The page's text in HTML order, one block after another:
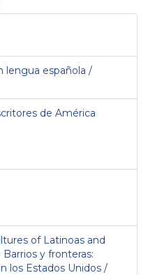
lengua española /
de América
of Latinoas and
y fronteras:
los Estados Unidos /